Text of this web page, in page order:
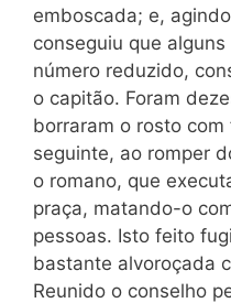
emboscada; e,
conseguiu que
número reduzido,
o capitão. Foram
borraram o rosto
seguinte, ao romper
o romano, que
praça, matando-o
pessoas. Isto feito
bastante alvoroçada
Reunido o conselho